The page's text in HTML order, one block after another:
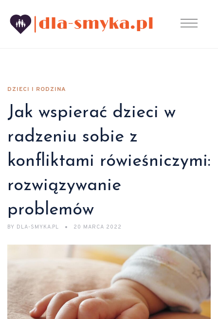
DZIECI I RODZINA
Jak wspierać dzieci w
radzeniu sobie z
konfliktami rówieśniczymi:
rozwiązywanie
problemów
BY DLA-SMYKA.PL 20 MARCA 2022